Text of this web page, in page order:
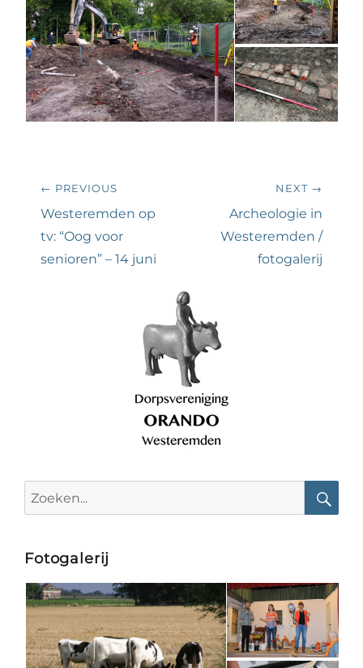
Bericht
navigatie
← PREVIOUS
Previous
post:
Westeremden op
tv: “Oog voor
senioren” – 14 juni
NEXT →
post:
Archeologie in
Westeremden /
fotogalerij
for:
Fotogalerij